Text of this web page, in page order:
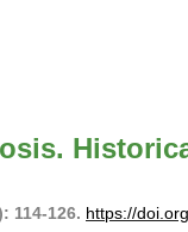
114-126. https://